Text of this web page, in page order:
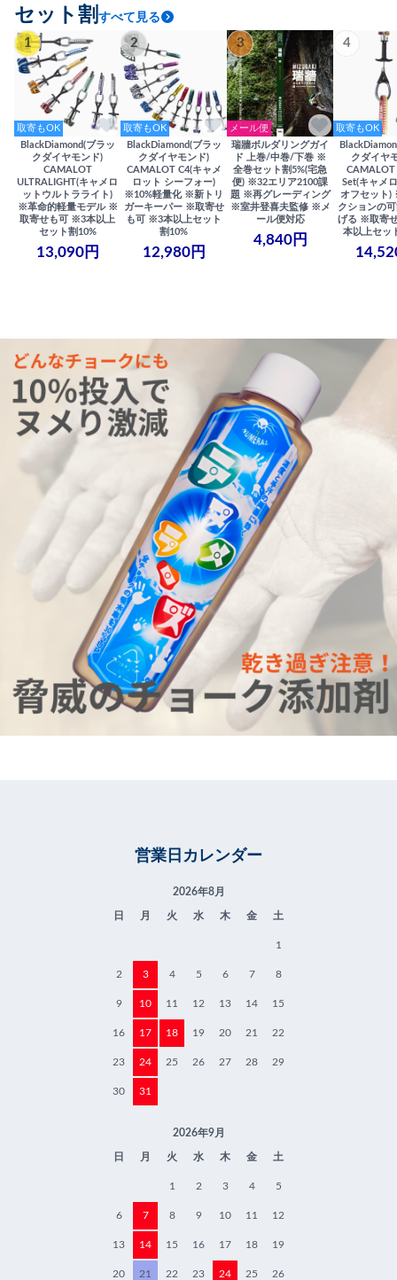
セット割 すべて見る
1
取寄もOK
BlackDiamond(ブラッ
クダイヤモンド)
CAMALOT
ULTRALIGHT(キャメロ
ットウルトラライト)
※革命的軽量モデル ※
取寄せも可 ※3本以上
セット割10%
13,090円
2
取寄もOK
BlackDiamond(ブラッ
クダイヤモンド)
CAMALOT C4(キャメ
ロット シーフォー)
※10%軽量化 ※新トリ
ガーキーパー ※取寄せ
も可 ※3本以上セット
割10%
12,980円
3
メール便
瑞牆ボルダリングガイ
ド 上巻/中巻/下巻 ※
全巻セット割5%(宅急
便) ※32エリア2100課
題 ※再グレーディング
※室井登喜夫監修 ※メ
ール便対応
4,840円
4
取寄もOK
クダイヤ
Set(キャメ
オフセット)
クションの
げる ※取寄
本以上セッ
営業日カレンダー
2026年8月
日 月 火 水 木 金 土
1
2 3 4 5 6 7 8
9 10 11 12 13 14 15
16 17 18 19 20 21 22
23 24 25 26 27 28 29
30 31
2026年9月
日 月 火 水 木 金 土
1 2 3 4 5
6 7 8 9 10 11 12
13 14 15 16 17 18 19
20 21 22 23 24 25 26